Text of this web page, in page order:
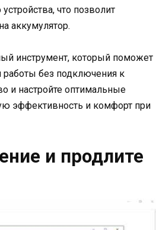
что позволит
аккумулятор.
инструмент, который поможет
работы без подключения к
и настройте оптимальные
эффективность и комфорт при
и продлите